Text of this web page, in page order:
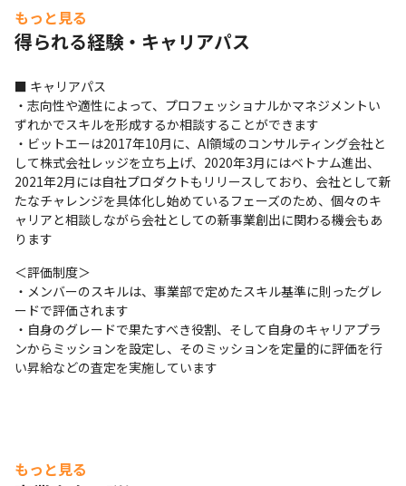
います
もっと見る
得られる経験・キャリアパス
■ キャリアパス
・志向性や適性によって、プロフェッショナルかマネジメントい
ずれかでスキルを形成するか相談することができます
・ビットエーは2017年10月に、AI領域のコンサルティング会社と
して株式会社レッジを立ち上げ、2020年3月にはベトナム進出、
2021年2月には自社プロダクトもリリースしており、会社として新
たなチャレンジを具体化し始めているフェーズのため、個々のキ
ャリアと相談しながら会社としての新事業創出に関わる機会もあ
ります
＜評価制度＞
・メンバーのスキルは、事業部で定めたスキル基準に則ったグレ
ードで評価されます
・自身のグレードで果たすべき役割、そして自身のキャリアプラ
ンからミッションを設定し、そのミッションを定量的に評価を行
い昇給などの査定を実施しています
もっと見る